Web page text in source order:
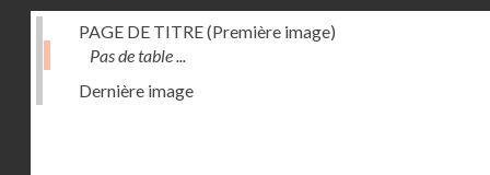
PAGE DE TITRE (Première image)
Pas de table ...
Dernière image